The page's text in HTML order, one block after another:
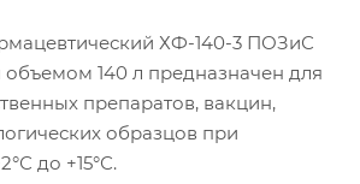
ХФ-140-3 ПОЗиС
140 л предназначен для
препаратов, вакцин,
образцов при
до +15°С.